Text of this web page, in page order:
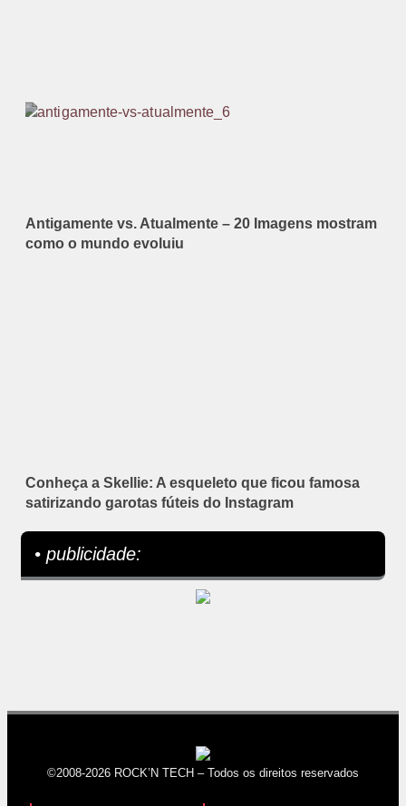
Antigamente vs. Atualmente – 20 Imagens mostram
como o mundo evoluiu
Conheça a Skellie: A esqueleto que ficou famosa
satirizando garotas fúteis do Instagram
• publicidade:
©2008-2026 ROCK’N TECH – Todos os direitos reservados